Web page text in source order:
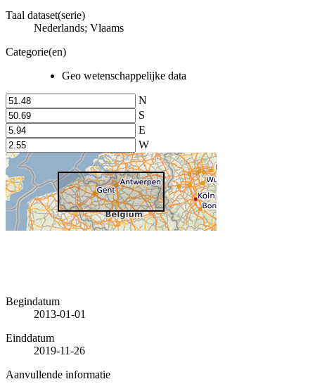
Taal dataset(serie)
Nederlands; Vlaams
Categorie(en)
Geo wetenschappelijke data
N
S
E
W
Begindatum
2013-01-01
Einddatum
2019-11-26
Aanvullende informatie